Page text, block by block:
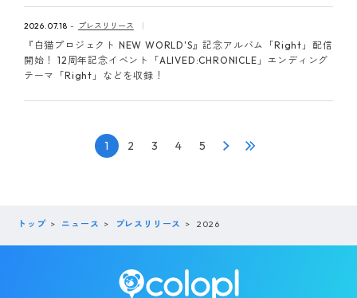
2026.07.18 プレスリリース
『白猫プロジェクト NEW WORLD'S』記念アルバム「Right」配信
開始！ 12周年記念イベント「ALIVED:CHRONICLE」エンディング
テーマ「Right」などを収録！
1 2 3 4 5
トップ ニュース プレスリリース 2026